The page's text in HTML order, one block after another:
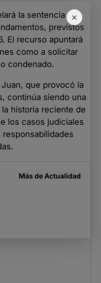
×
la sentencia una
previstos
El recurso apuntará
como a solicitar
condenado.
que provocó la
continúa siendo una
historia reciente de
los casos judiciales
Más de Actualidad